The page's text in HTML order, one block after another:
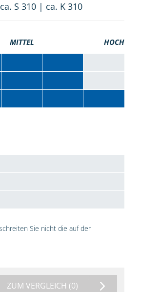
ca. S 310 | ca. K 310
MITTEL HOCH
Sie nicht die auf der
ZUM VERGLEICH (0)